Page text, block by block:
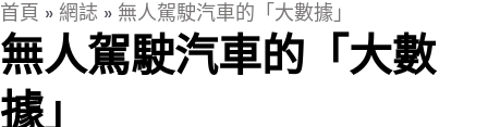
首頁 » 網誌 » 無人駕駛汽車的「大數據」
無人駕駛汽車的「大數
據」